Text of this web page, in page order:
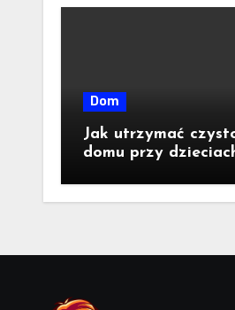
Dom
Jak utrzymać
domu przy